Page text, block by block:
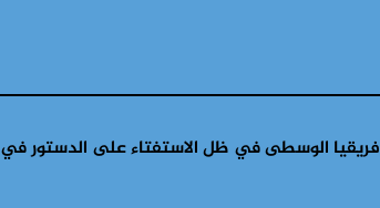
في ظل الاستفتاء على الدستور في 30 يوليو 2023″